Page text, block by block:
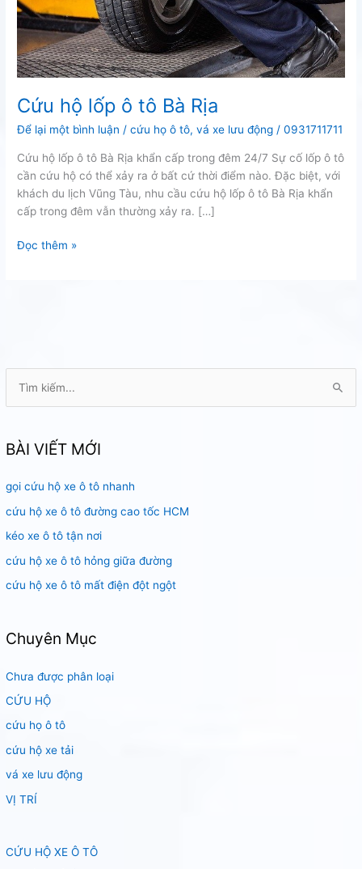
k
ế
m
:
BÀI VIẾT MỚI
gọi cứu hộ xe ô tô nhanh
cứu hộ xe ô tô đường cao tốc HCM
kéo xe ô tô tận nơi
cứu hộ xe ô tô hỏng giữa đường
cứu hộ xe ô tô mất điện đột ngột
Chuyên Mục
Chưa được phân loại
CỨU HỘ
cứu họ ô tô
cứu hộ xe tải
vá xe lưu động
VỊ TRÍ
CỨU HỘ XE Ô TÔ
Cứu hộ lốp ô tô Bà Rịa
Để lại một bình luận /cứu họ ô tô,vá xe lưu động /0931711711
Cứu hộ lốp ô tô Bà Rịa khẩn cấp trong đêm 24/7 Sự cố lốp ô tô
cần cứu hộ có thể xảy ra ở bất cứ thời điểm nào. Đặc biệt, với
khách du lịch Vũng Tàu, nhu cầu cứu hộ lốp ô tô Bà Rịa khẩn
cấp trong đêm vẫn thường xảy ra. […]
Cứu
Đọc thêm »